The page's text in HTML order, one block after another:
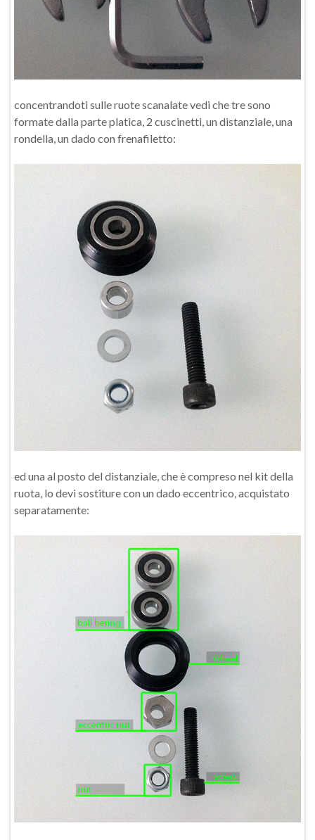
concentrandoti sulle ruote scanalate vedi che tre sono
formate dalla parte platica, 2 cuscinetti, un distanziale, una
rondella, un dado con frenafiletto:
ed una al posto del distanziale, che è compreso nel kit della
ruota, lo devi sostiture con un dado eccentrico, acquistato
separatamente: